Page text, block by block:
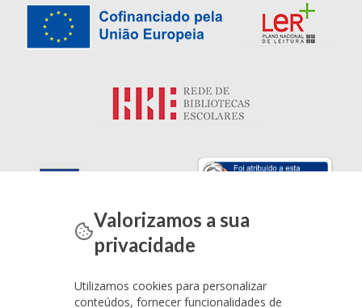
Valorizamos a sua
privacidade
Utilizamos cookies para personalizar
conteúdos, fornecer funcionalidades de